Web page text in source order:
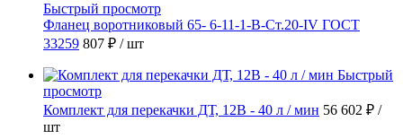
Быстрый просмотр
Фланец воротниковый 65- 6-11-1-B-Ст.20-IV ГОСТ
33259 807 ₽ / шт
Быстрый
просмотр
Комплект для перекачки ДТ, 12В - 40 л / мин 56 602 ₽ /
шт